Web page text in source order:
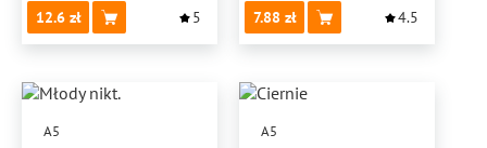
12.6
5
7.88
4.5
A5 A5